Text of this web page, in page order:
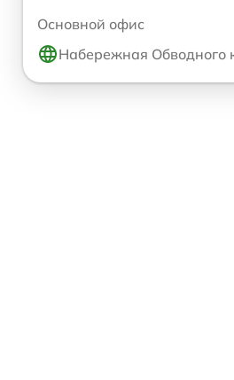
Основной офис
Набережная Обводного